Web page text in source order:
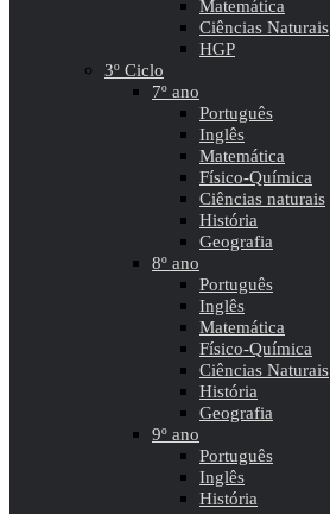
Matemática
Ciências Naturais
HGP
3º Ciclo
7º ano
Português
Inglês
Matemática
Físico-Química
Ciências naturais
História
Geografia
8º ano
Português
Inglês
Matemática
Físico-Química
Ciências Naturais
História
Geografia
9º ano
Português
Inglês
História